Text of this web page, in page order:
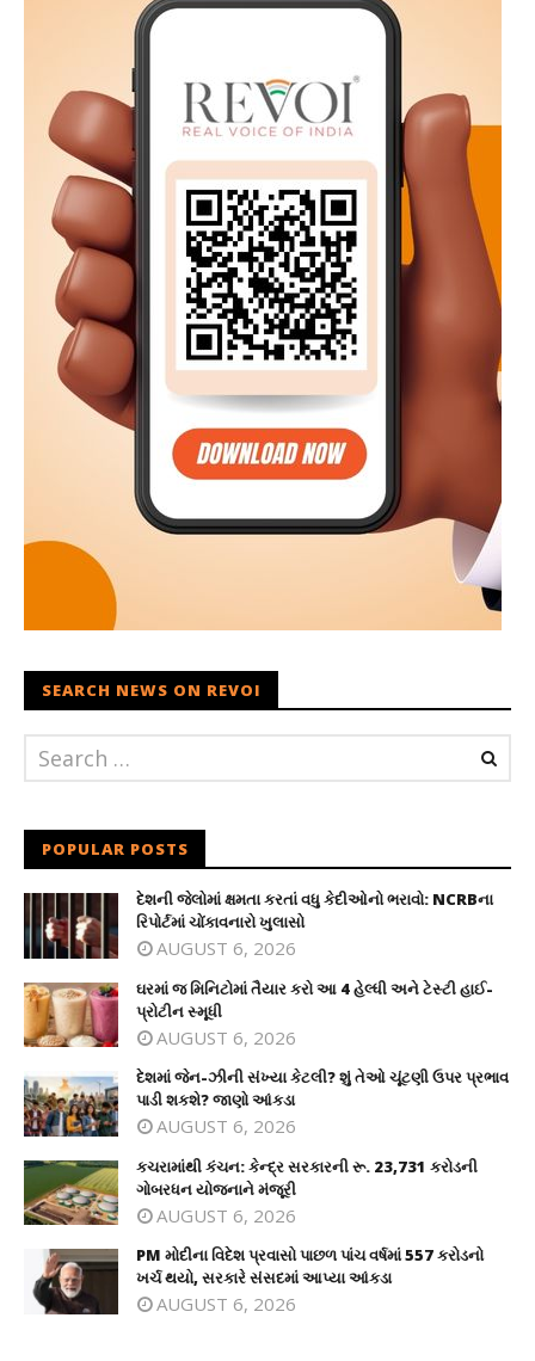
SEARCH NEWS ON REVOI
POPULAR POSTS
દેશની જેલોમાં ક્ષમતા કરતાં વધુ કેદીઓનો ભરાવો: NCRBના
રિપોર્ટમાં ચોંકાવનારો ખુલાસો
AUGUST 6, 2026
ઘરમાં જ મિનિટોમાં તૈયાર કરો આ 4 હેલ્ધી અને ટેસ્ટી હાઈ-
પ્રોટીન સ્મૂધી
AUGUST 6, 2026
દેશમાં જેન-ઝીની સંખ્યા કેટલી? શું તેઓ ચૂંટણી ઉપર પ્રભાવ
પાડી શકશે? જાણો આંકડા
AUGUST 6, 2026
કચરામાંથી કંચન: કેન્દ્ર સરકારની રૂ. 23,731 કરોડની
ગોબરધન યોજનાને મંજૂરી
AUGUST 6, 2026
PM મોદીના વિદેશ પ્રવાસો પાછળ પાંચ વર્ષમાં 557 કરોડનો
ખર્ચ થયો, સરકારે સંસદમાં આપ્યા આંકડા
AUGUST 6, 2026